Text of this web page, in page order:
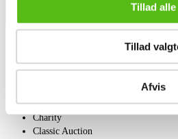
Tillad alle
Tillad
Afvis
Parker Hale Safari hunting rifle cal.
Call us +45 44509800
Charity
Classic Auction